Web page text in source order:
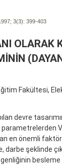
3(3): 399-403
OLARAK
Fakültesi,
devre
en önemli
darbe şeklinde